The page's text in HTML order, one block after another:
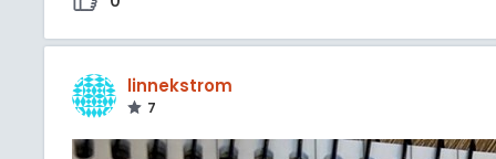
linnekstrom
7